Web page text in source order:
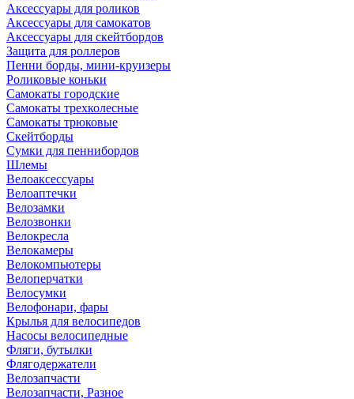
Аксессуары для роликов
Аксессуары для самокатов
Аксессуары для скейтбордов
Защита для роллеров
Пенни борды, мини-круизеры
Роликовые коньки
Самокаты городские
Самокаты трехколесные
Самокаты трюковые
Скейтборды
Сумки для пеннибордов
Шлемы
Велоаксессуары
Велоаптечки
Велозамки
Велозвонки
Велокресла
Велокамеры
Велокомпьютеры
Велоперчатки
Велосумки
Велофонари, фары
Крылья для велосипедов
Насосы велосипедные
Фляги, бутылки
Флягодержатели
Велозапчасти
Велозапчасти, Разное